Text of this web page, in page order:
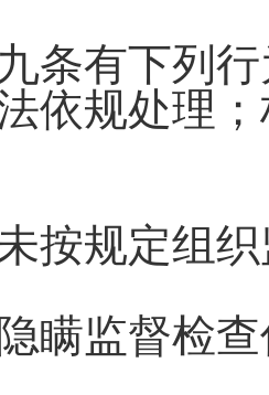
有下列行
依规处理
规定组织
监督检查